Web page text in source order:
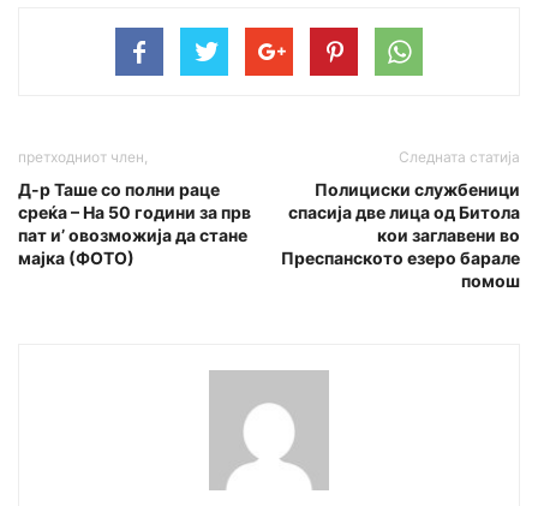
претходниот член,
Д-р Таше со полни раце
среќа – На 50 години за прв
пат и’ овозможија да стане
мајка (ФОТО)
Следната статија
Полициски службеници
спасија две лица од Битола
кои заглавени во
Преспанското езеро барале
помош